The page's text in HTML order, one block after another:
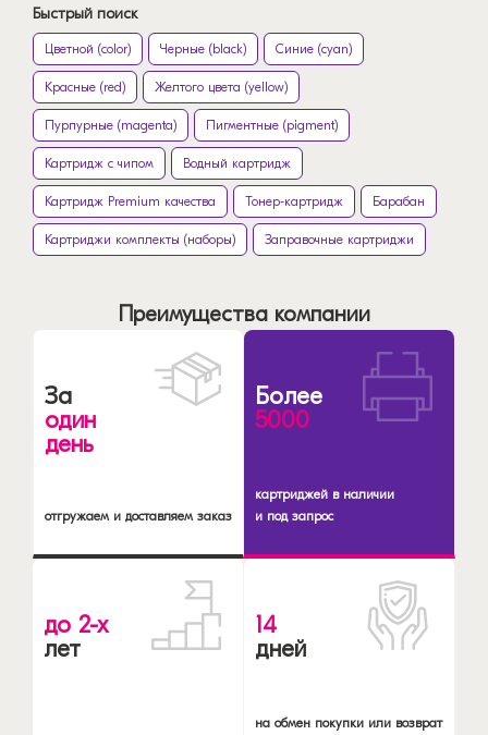
Быстрый поиск
Цветной (color) Черные (black) Синие (cyan)
Красные (red) Желтого цвета (yellow)
Пурпурные (magenta) Пигментные (pigment)
Картридж с чипом Водный картридж
Картридж Premium качества Тонер-картридж Барабан
Картриджи комплекты (наборы) Заправочные картриджи
Преимущества компании
За
один
день
отгружаем и доставляем заказ
Более
5000
картриджей в наличии
и под запрос
до 2-х
лет
14
дней
на обмен покупки или возврат